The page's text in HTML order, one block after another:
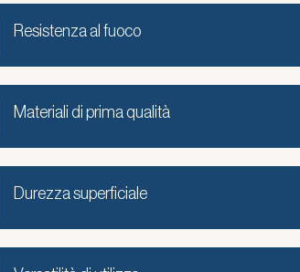
Resistenza al fuoco
Materiali di prima qualità
Durezza superficiale